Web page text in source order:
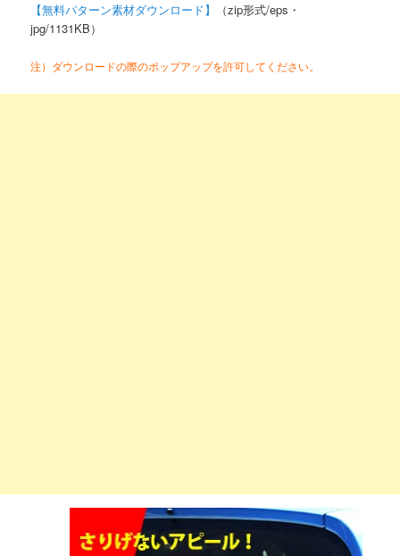
【無料パターン素材ダウンロード】
（zip形式/eps・
jpg/1131KB）
注）ダウンロードの際のポップアップを許可してください。